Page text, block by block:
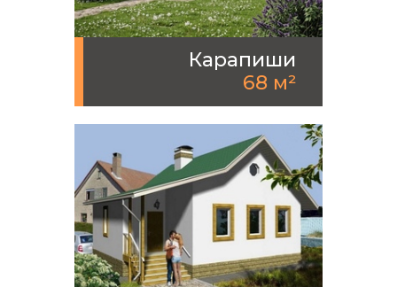
Карапиши
68 м²